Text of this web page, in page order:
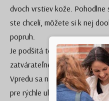
dvoch vrstiev kože. Pohodlne
ste chceli, môžete si k nej
popruh.
Je podšitá textilnou
zatvárateľné zipsom. Vaše
Vpredu sa nachádza jedno
pre rýchle uloženie drobností